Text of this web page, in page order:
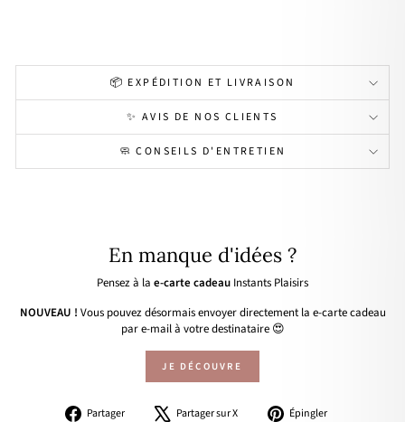
📦 EXPÉDITION ET LIVRAISON
✨ AVIS DE NOS CLIENTS
🧼 CONSEILS D'ENTRETIEN
En manque d'idées ?
Pensez à la e-carte cadeau Instants Plaisirs
NOUVEAU ! Vous pouvez désormais envoyer directement la e-carte cadeau
par e-mail à votre destinataire 😍
JE DÉCOUVRE
Partager
PartagerPartager sur X
Tweeter Épingler